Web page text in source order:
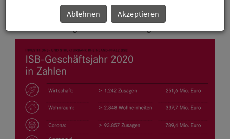
- Bilanzsumme auf über 9,3 Milliarden Euro gesteigert
- Massiver Anstieg der Kundenberatungen
Ablehnen
Akzeptieren